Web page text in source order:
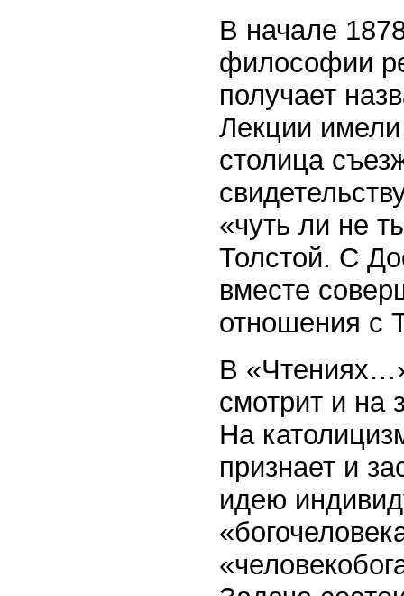
В начале
философии
получает
Лекции
столица
«чуть ли не
Толстой. С
вместе
отношения с
В
смотрит и на
На
признает и
идею